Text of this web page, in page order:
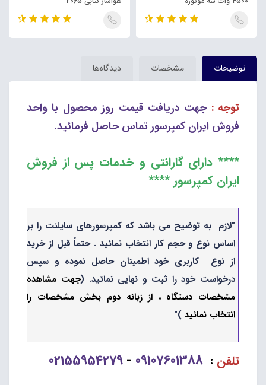
توضیحات مشخصات دیدگاه‌ها
توجه : جهت دریافت قیمت روز محصول با واحد
فروش ایران کمپرسور تماس حاصل فرمائید.
**** دارای گارانتی و خدمات پس از فروش
ایران کمپرسور ****
"لازم به توضیح می باشد که کمپرسورهای سایلنت را بر
اساس نوع و حجم کار انتخاب نمائید . حتماً قبل از خرید
از نوع کاربری خود اطمینان حاصل نموده و سپس
درخواست خود را ثبت و نهایی نمائید. (جهت مشاهده
مشخصات دستگاه ، از زبانه دوم بخش مشخصات را
انتخاب نمائید )"
تلفن :
09107601388
-
02155954279